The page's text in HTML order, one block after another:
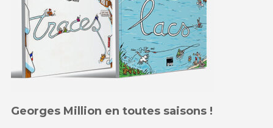
Georges Million en toutes saisons !